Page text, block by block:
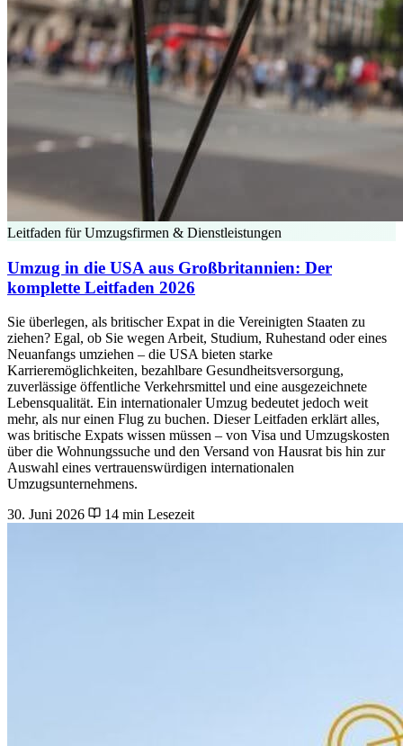
Leitfaden für Umzugsfirmen & Dienstleistungen
Umzug in die USA aus Großbritannien: Der
komplette Leitfaden 2026
Sie überlegen, als britischer Expat in die Vereinigten Staaten zu
ziehen? Egal, ob Sie wegen Arbeit, Studium, Ruhestand oder eines
Neuanfangs umziehen – die USA bieten starke
Karrieremöglichkeiten, bezahlbare Gesundheitsversorgung,
zuverlässige öffentliche Verkehrsmittel und eine ausgezeichnete
Lebensqualität. Ein internationaler Umzug bedeutet jedoch weit
mehr, als nur einen Flug zu buchen. Dieser Leitfaden erklärt alles,
was britische Expats wissen müssen – von Visa und Umzugskosten
über die Wohnungssuche und den Versand von Hausrat bis hin zur
Auswahl eines vertrauenswürdigen internationalen
Umzugsunternehmens.
30. Juni 2026
14 min Lesezeit